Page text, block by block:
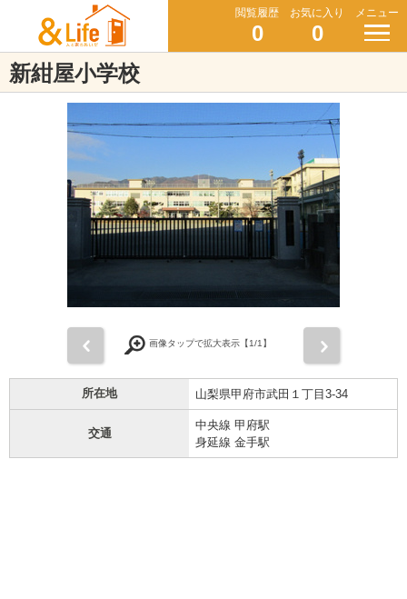
閲覧履歴
0
お気に入り
0
メニュー
新紺屋小学校
画像タップで拡大表示【1/1】
所在地 山梨県甲府市武田１丁目3-34
交通
中央線 甲府駅
身延線 金手駅